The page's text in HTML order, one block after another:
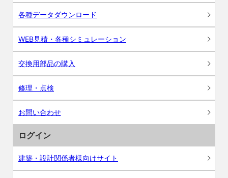
各種データダウンロード
WEB見積・各種シミュレーション
交換用部品の購入
修理・点検
お問い合わせ
ログイン
建築・設計関係者様向けサイト